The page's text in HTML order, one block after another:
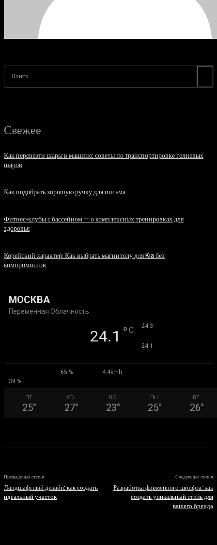
Поиск
Свежее
Как перевезти шары в машине: советы по транспортировке гелиевых
шаров
Как подобрать хорошую ручку для письма
Фитнес-клубы с бассейном — о комплексных тренировках для
здоровья
Корейский характер: Как выбрать магнитолу для Kia без
компромиссов
МОСКВА
Переменная Облачность
24.1 ° C 24.3
24.1
65 %
4.4kmh
39 %
ПТ
25°
СБ
27°
ВС
23°
ПН
25°
ВТ
26°
Предыдущая статья
Ландшафтный дизайн: как создать
идеальный участок
Следующая статья
Разработка фирменного шрифта: как
создать уникальный стиль для
вашего бренда